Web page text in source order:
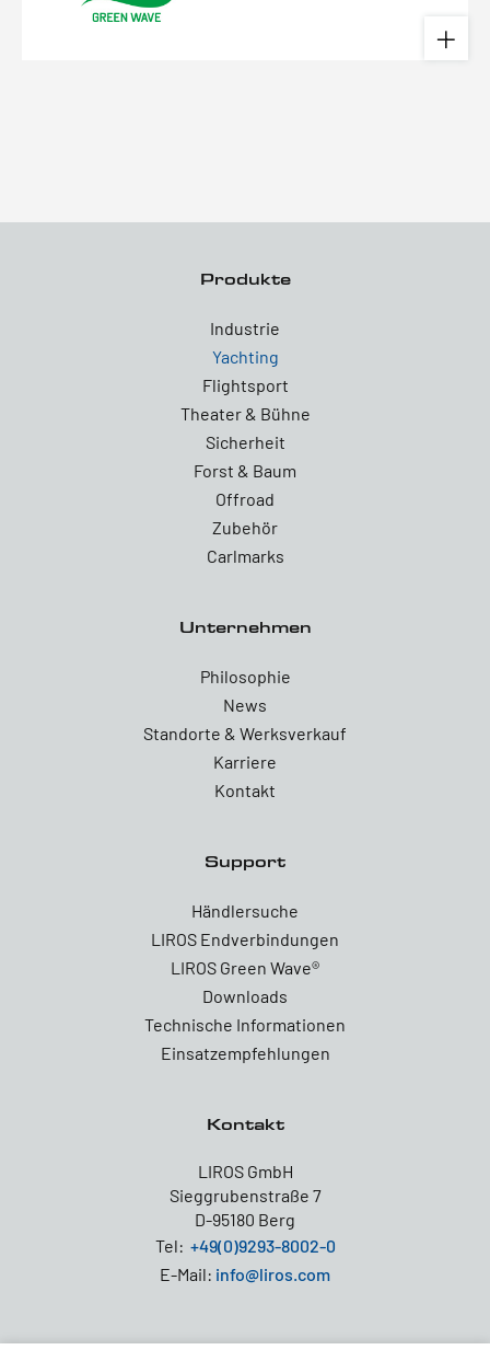
Produkte
Industrie
Yachting
Flightsport
Theater & Bühne
Sicherheit
Forst & Baum
Offroad
Zubehör
Carlmarks
Unternehmen
Philosophie
News
Standorte & Werksverkauf
Karriere
Kontakt
Support
Händlersuche
LIROS Endverbindungen
LIROS Green Wave®
Downloads
Technische Informationen
Einsatzempfehlungen
Kontakt
LIROS GmbH
Sieggrubenstraße 7
D-95180 Berg
Tel: +49(0)9293-8002-0
E-Mail: info@liros.com